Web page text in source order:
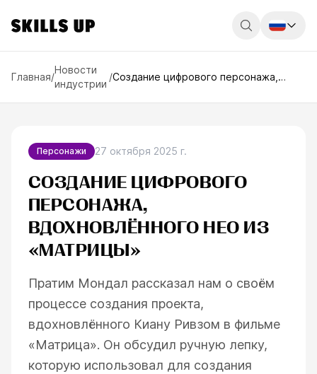
Главная/
Новости
индустрии
/Создание цифрового персонажа,
Персонажи 27 октября 2025 г.
СОЗДАНИЕ ЦИФРОВОГО
ПЕРСОНАЖА,
ВДОХНОВЛЁННОГО НЕО ИЗ
«МАТРИЦЫ»
Пратим Мондал рассказал нам о своём
процессе создания проекта,
вдохновлённого Киану Ривзом в фильме
«Матрица». Он обсудил ручную лепку,
которую использовал для создания